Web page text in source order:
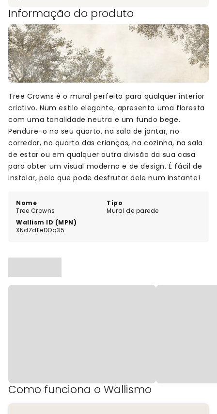
Informação do produto
Nome
Tree Crowns
Tipo
Mural de parede
Wallism ID (MPN)
XNdZdEeDOq35
Tree Crowns é o mural perfeito para qualquer interior
criativo. Num estilo elegante, apresenta uma floresta
com uma tonalidade neutra e um fundo bege.
Pendure-o no seu quarto, na sala de jantar, no
corredor, no quarto das crianças, na cozinha, na sala
de estar ou em qualquer outra divisão da sua casa
para obter um visual moderno e de design. É fácil de
instalar, pelo que pode desfrutar dele num instante!
Como funciona o Wallismo